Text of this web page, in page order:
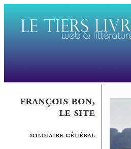
françois bon,
le site
sommaire général